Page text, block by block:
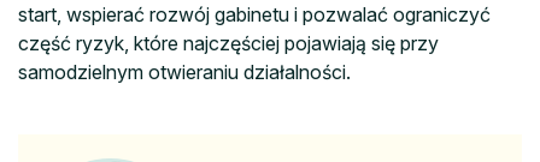
start, wspierać rozwój gabinetu i pozwalać ograniczyć
część ryzyk, które najczęściej pojawiają się przy
samodzielnym otwieraniu działalności.